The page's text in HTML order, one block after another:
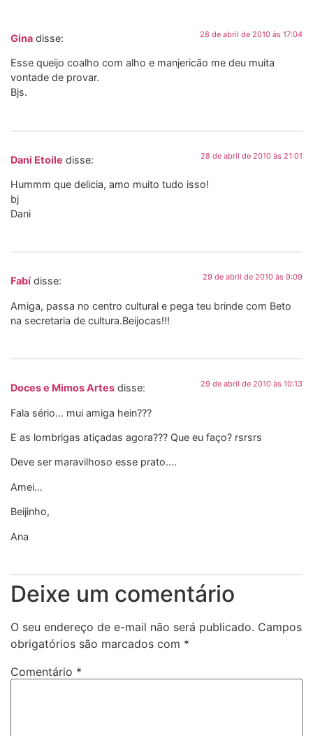
Gina disse: 28 de abril de 2010 às 17:04
Esse queijo coalho com alho e manjericão me deu muita
vontade de provar.
Bjs.
Dani Etoile disse: 28 de abril de 2010 às 21:01
Hummm que delicia, amo muito tudo isso!
bj
Dani
Fabí disse: 29 de abril de 2010 às 9:09
Amiga, passa no centro cultural e pega teu brinde com Beto
na secretaria de cultura.Beijocas!!!
Doces e Mimos Artes disse: 29 de abril de 2010 às 10:13
Fala sério… mui amiga hein???
E as lombrigas atiçadas agora??? Que eu faço? rsrsrs
Deve ser maravilhoso esse prato….
Amei…
Beijinho,
Ana
Deixe um comentário
O seu endereço de e-mail não será publicado. Campos
obrigatórios são marcados com *
Comentário *